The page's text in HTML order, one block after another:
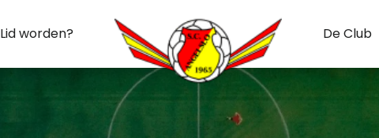
Lid worden? De Club